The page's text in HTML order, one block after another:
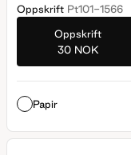
Oppskrift Pt101-1566
Oppskrift
30 NOK
Papir